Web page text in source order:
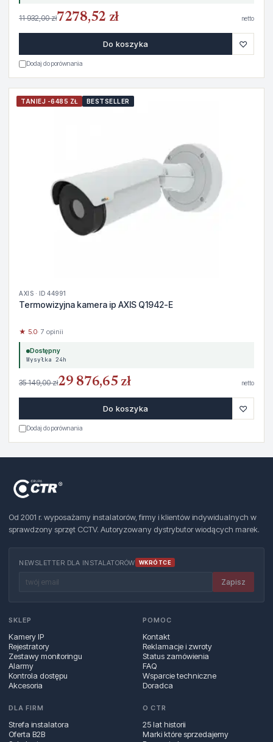
11 932,00 zł7278,52 zł netto
Do koszyka ♡
Dodaj do porównania
TANIEJ -6485 ZŁ BESTSELLER
AXIS · ID 44991
Termowizyjna kamera ip AXIS Q1942-E
★ 5.0· 7 opinii
Dostępny
Wysyłka 24h
35 149,00 zł29 876,65 zł netto
Do koszyka ♡
Dodaj do porównania
Od 2001 r. wyposażamy instalatorów, firmy i klientów indywidualnych w
sprawdzony sprzęt CCTV. Autoryzowany dystrybutor wiodących marek.
NEWSLETTER DLA INSTALATORÓW WKRÓTCE
Zapisz
SKLEP
Kamery IP
Rejestratory
Zestawy monitoringu
Alarmy
Kontrola dostępu
Akcesoria
POMOC
Kontakt
Reklamacje i zwroty
Status zamówienia
FAQ
Wsparcie techniczne
Doradca
DLA FIRM
Strefa instalatora
Oferta B2B
O CTR
25 lat historii
Marki które sprzedajemy